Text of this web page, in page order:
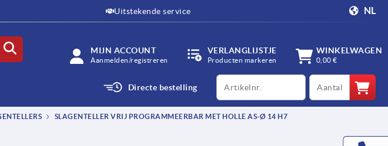
Uitstekende service NL
MIJN ACCOUNT
Aanmelden/registreren
VERLANGLIJSTJE
Producten markeren
WINKELWAGEN
0,00 €
Directe bestelling
productCode qty
SLAGENTELLER VRIJ PROGRAMMEERBAR MET HOLLE AS-Ø 14 H7